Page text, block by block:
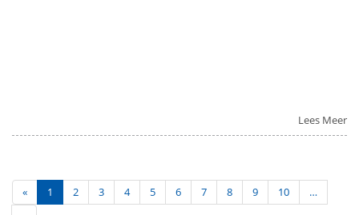
Lees Meer
« 1 2 3 4 5 6 7 8 9 10
…